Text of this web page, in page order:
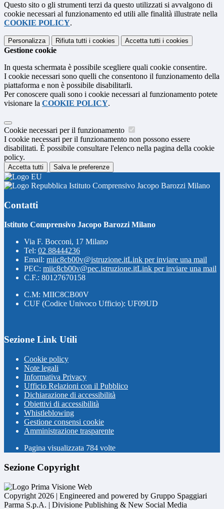
Questo sito o gli strumenti terzi da questo utilizzati si avvalgono di
cookie necessari al funzionamento ed utili alle finalità illustrate nella
COOKIE POLICY.
Personalizza Rifiuta tutti i cookies Accetta tutti i cookies
Gestione cookie
In questa schermata è possibile scegliere quali cookie consentire.
I cookie necessari sono quelli che consentono il funzionamento della
piattaforma e non è possibile disabilitarli.
Per conoscere quali sono i cookie necessari al funzionamento potete
visionare la COOKIE POLICY.
Cookie necessari per il funzionamento
I cookie necessari per il funzionamento non possono essere
disabilitati. È possibile consultare l'elenco nella pagina della cookie
policy.
Accetta tutti Salva le preferenze
Istituto Comprensivo Jacopo Barozzi Milano
Contatti
Istituto Comprensivo Jacopo Barozzi Milano
Via F. Bocconi, 17 Milano
Tel: 02 88444236
Email: miic8cb00v@istruzione.itLink per inviare una mail
PEC: miic8cb00v@pec.istruzione.itLink per inviare una mail
C.F.: 80127670158
C.M: MIIC8CB00V
CUF (Codice Univoco Ufficio): UF09UD
Sezione Link Utili
Cookie policy
Note legali
Informativa Privacy
Ufficio Relazioni con il Pubblico
Dichiarazione di accessibilità
Obiettivi di accessibilità
Whistleblowing
Gestione consensi cookie
Amministrazione trasparente
Pagina visualizzata 784 volte
Sezione Copyright
Copyright 2026 | Engineered and powered by Gruppo Spaggiari
Parma S.p.A. | Divisione Publishing & New Social Media